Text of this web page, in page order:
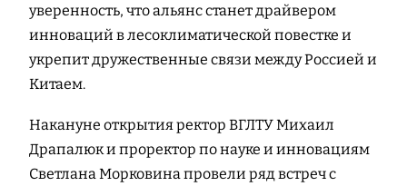
уверенность, что альянс станет драйвером
инноваций в лесоклиматической повестке и
укрепит дружественные связи между Россией и
Китаем.
Накануне открытия ректор ВГЛТУ Михаил
Драпалюк и проректор по науке и инновациям
Светлана Морковина провели ряд встреч с